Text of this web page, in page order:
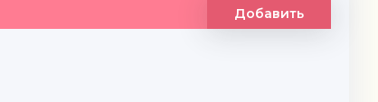
Добавить